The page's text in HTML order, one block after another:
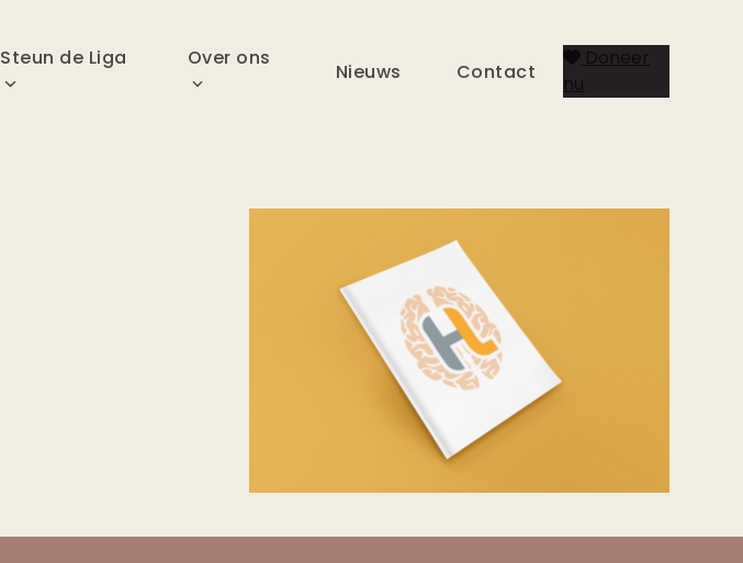
Steun de Liga Over ons
Nieuws Contact
Doneer
nu